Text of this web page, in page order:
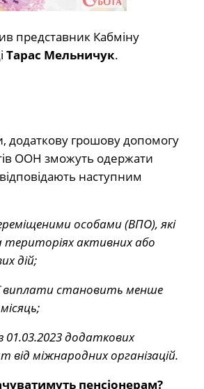
представник Кабміну
Тарас Мельничук.
додаткову грошову допомогу
ООН зможуть одержати
наступним
особами (ВПО), які
активних або
дій;
виплати становить менше
01.03.2023 додаткових
від міжнародних організацій.
пенсіонерам?